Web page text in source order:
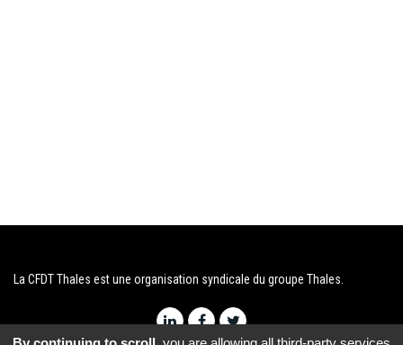
La CFDT Thales est une organisation syndicale du groupe Thales.